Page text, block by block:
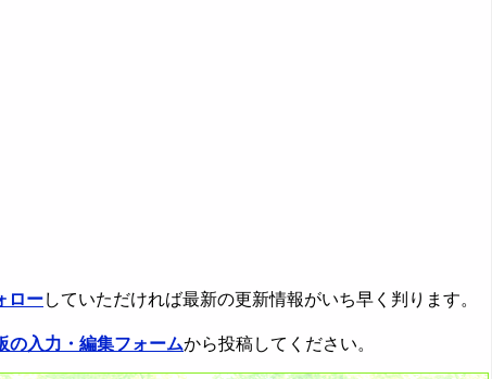
ローしていただければ最新の更新情報がいち早く判ります。
の入力・編集フォームから投稿してください。